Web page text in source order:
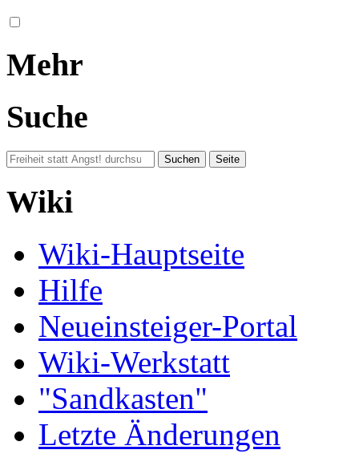
Mehr
Suche
Wiki
Wiki-Hauptseite
Hilfe
Neueinsteiger-Portal
Wiki-Werkstatt
"Sandkasten"
Letzte Änderungen